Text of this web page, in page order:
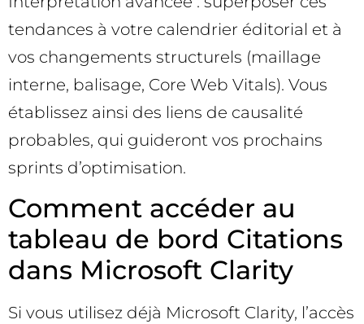
tendances à votre calendrier éditorial et à
vos changements structurels (maillage
interne, balisage, Core Web Vitals). Vous
établissez ainsi des liens de causalité
probables, qui guideront vos prochains
sprints d’optimisation.
Comment accéder au
tableau de bord Citations
dans Microsoft Clarity
Si vous utilisez déjà Microsoft Clarity, l’accès